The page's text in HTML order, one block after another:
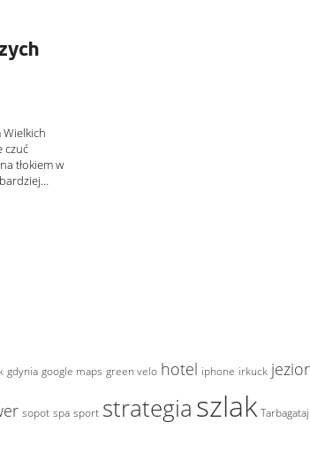
Wielkich
czuć
tłokiem w
gdynia google maps green velo hotel iphone irkuck
sopot spa sport strategia szlak Tarbagataj